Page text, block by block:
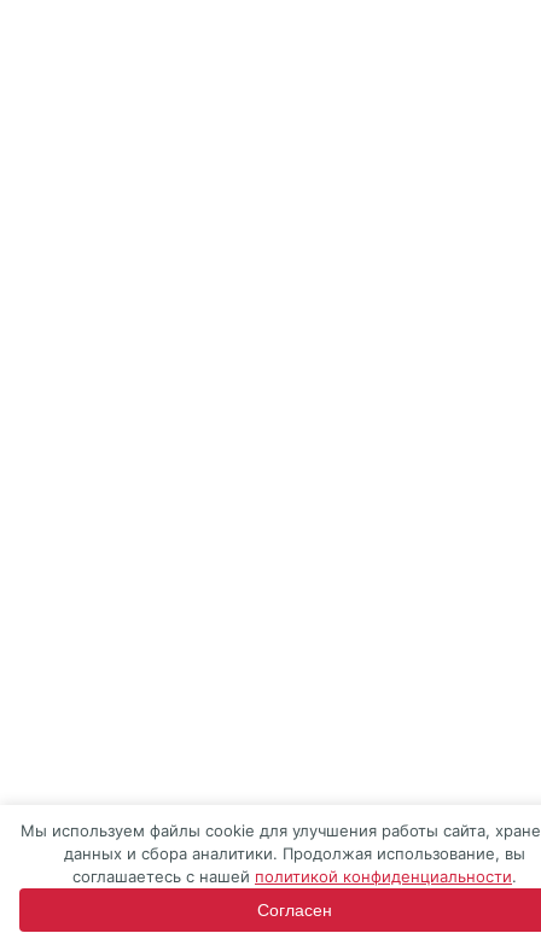
Мы используем файлы cookie для улучшения работы сайта,
данных и сбора аналитики. Продолжая использование, вы
соглашаетесь с нашей политикой конфиденциальности.
Согласен